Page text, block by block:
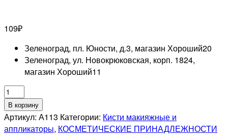
109₽
Зеленоград, пл. Юности, д.3, магазин Хороший20
Зеленоград, ул. Новокрюковская, корп. 1824,
магазин Хороший11
Количество
товара
Кисть
макияжная
В корзину
Артикул: А113 Категории: Кисти макияжные и
аппликаторы, КОСМЕТИЧЕСКИЕ ПРИНАДЛЕЖНОСТИ